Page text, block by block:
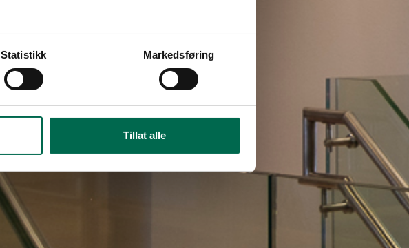
Statistikk Markedsføring
Tillat alle